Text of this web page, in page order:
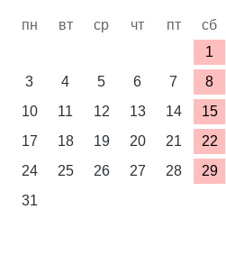
пн вт ср чт пт сб
1
3
4 5 6 7 8
10
11 12 13 14 15
17
18 19 20 21 22
24
25 26 27 28 29
31